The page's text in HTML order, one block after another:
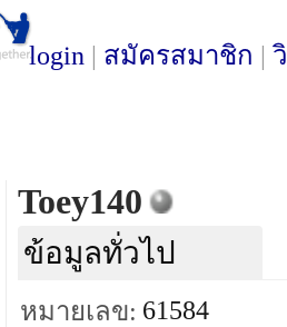
login | สมัครสมาชิก |
Toey140
ข้อมูลทั่วไป
หมายเลข: 61584